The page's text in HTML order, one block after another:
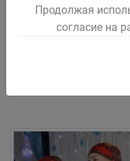
Продолжая
согласие на